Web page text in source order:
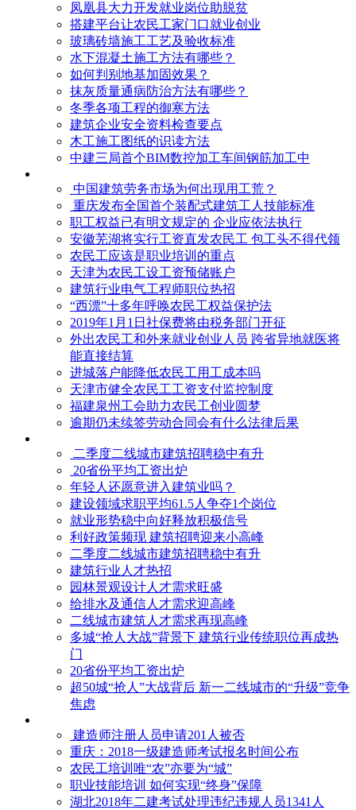
凤凰县大力开发就业岗位助脱贫
搭建平台让农民工家门口就业创业
玻璃砖墙施工工艺及验收标准
水下混凝土施工方法有哪些？
如何判别地基加固效果？
抹灰质量通病防治方法有哪些？
冬季各项工程的御寒​方法
建筑企业安全资料检查要点
木工施工图纸的识读方法
中建三局首个BIM数控加工车间钢筋加工中
中国建筑劳务市场为何出现用工荒？
重庆发布全国首个装配式建筑工人技能标准
职工权益已有明文规定的 企业应依法执行
安徽芜湖将实行工资直发农民工 包工头不得代领
农民工应该是职业培训的重点
天津为农民工设工资预储账户
建筑行业电气工程师职位热招
“西漂”十多年呼唤农民工权益保护法
2019年1月1日社保费将由税务部门开征
外出农民工和外来就业创业人员 跨省异地就医将
能直接结算
进城落户能降低农民工用工成本吗
天津市健全农民工工资支付监控制度
福建泉州工会助力农民工创业圆梦
逾期仍未续签劳动合同会有什么法律后果
二季度二线城市建筑招聘稳中有升
20省份平均工资出炉
年轻人还愿意进入建筑业吗？
建设领域求职平均61.5人争夺1个岗位
就业形势稳中向好释放积极信号
利好政策频现 建筑招聘迎来小高峰
二季度二线城市建筑招聘稳中有升
建筑行业人才热招
园林景观设计人才需求旺盛
给排水及通信人才需求迎高峰
二线城市建筑人才需求再现高峰
多城“抢人大战”背景下 建筑行业传统职位再成热
门
20省份平均工资出炉
超50城“抢人”大战背后 新一二线城市的“升级”竞争
焦虑
建造师注册人员申请201人被否
​重庆：2018一级建造师考试报名时间公布
农民工培训唯“农”亦要为“城”
职业技能培训 如何实现“终身”保障
湖北2018年二建考试处理违纪违规人员1341人